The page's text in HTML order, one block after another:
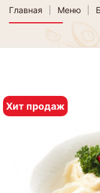
Главная Меню
Хит продаж